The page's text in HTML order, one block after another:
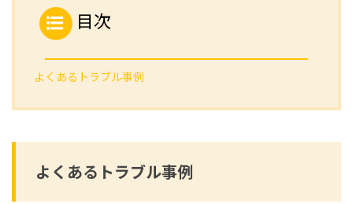
目次
よくあるトラブル事例
よくあるトラブル事例